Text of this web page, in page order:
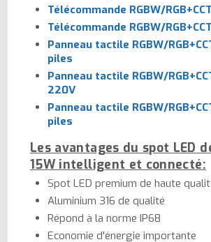
Télécommande RGBW/
Télécommande RGBW/
Panneau tactile RGBW/
piles
Panneau tactile RGBW/
220V
Panneau tactile RGBW/
piles
Les avantages du spot LED
15W intelligent et connecté:
Spot LED premium de haute
Aluminium 316 de qualité
Répond à la norme IP68
Economie d'énergie importante